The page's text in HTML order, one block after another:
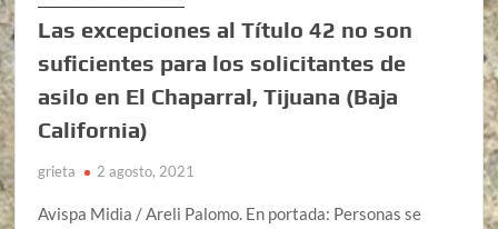
Las excepciones al Título 42 no son
suficientes para los solicitantes de
asilo en El Chaparral, Tijuana (Baja
California)
grieta 2 agosto, 2021
Avispa Midia / Areli Palomo. En portada: Personas se